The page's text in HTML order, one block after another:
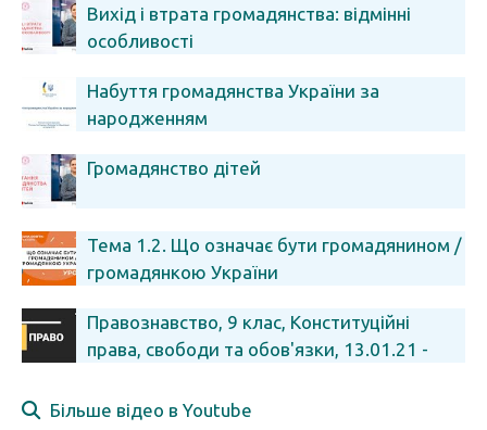
Вихід і втрата громадянства: відмінні
особливості
Набуття громадянства України за
народженням
Громадянство дітей
Тема 1.2. Що означає бути громадянином /
громадянкою України
Правознавство, 9 клас, Конституційні
права, свободи та обов'язки, 13.01.21 -
Більше відео в Youtube